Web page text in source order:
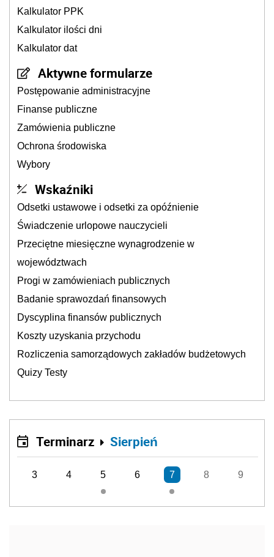
Kalkulator PPK
Kalkulator ilości dni
Kalkulator dat
Aktywne formularze
Postępowanie administracyjne
Finanse publiczne
Zamówienia publiczne
Ochrona środowiska
Wybory
Wskaźniki
Odsetki ustawowe i odsetki za opóźnienie
Świadczenie urlopowe nauczycieli
Przeciętne miesięczne wynagrodzenie w
województwach
Progi w zamówieniach publicznych
Badanie sprawozdań finansowych
Dyscyplina finansów publicznych
Koszty uzyskania przychodu
Rozliczenia samorządowych zakładów budżetowych
Quizy Testy
Terminarz Sierpień
3 4 5 6 7 8 9